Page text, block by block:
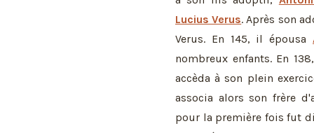
Lucius Verus. Après son
Verus. En 145, il épousa
nombreux enfants. En
accèda à son plein
associa alors son frère
pour la première fois fut